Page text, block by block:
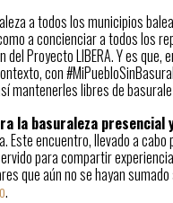
a todos los municipios
a concienciar a todos los
Proyecto LIBERA. Y es
con
mantenerles libres de
la basuraleza presencial
encuentro, llevado a cabo
para compartir
que aún no se hayan
.